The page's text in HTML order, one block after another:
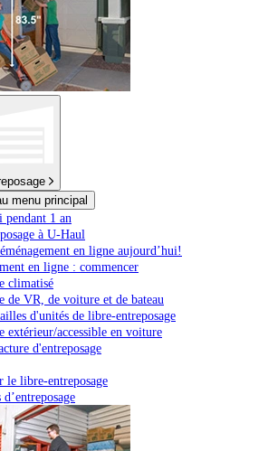
menu principal
1 an
à U-Haul
en ligne aujourd’hui!
en ligne : commencer
climatisé
de VR, de voiture et de bateau
d'unités de libre-entreposage
extérieur/accessible en voiture
d'entreposage
le libre-entreposage